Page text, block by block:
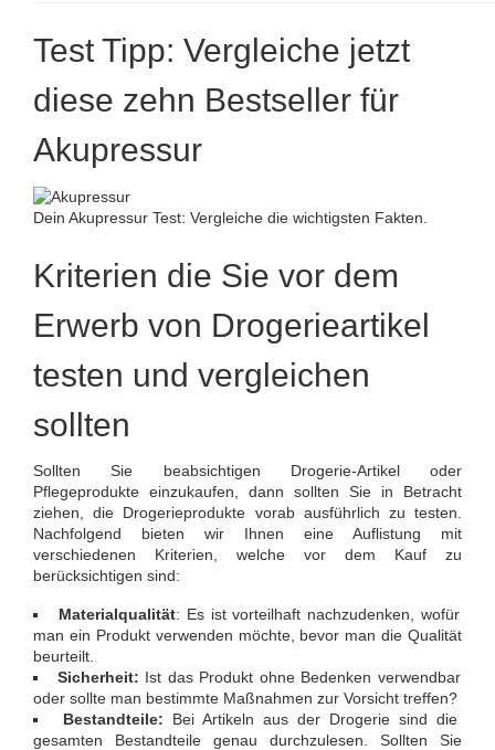
Test Tipp: Vergleiche jetzt
diese zehn Bestseller für
Akupressur
Dein Akupressur Test: Vergleiche die wichtigsten Fakten.
Kriterien die Sie vor dem
Erwerb von Drogerieartikel
testen und vergleichen
sollten
Sollten Sie beabsichtigen Drogerie-Artikel oder
Pflegeprodukte einzukaufen, dann sollten Sie in Betracht
ziehen, die Drogerieprodukte vorab ausführlich zu testen.
Nachfolgend bieten wir Ihnen eine Auflistung mit
verschiedenen Kriterien, welche vor dem Kauf zu
berücksichtigen sind:
Materialqualität: Es ist vorteilhaft nachzudenken, wofür
man ein Produkt verwenden möchte, bevor man die Qualität
beurteilt.
Sicherheit: Ist das Produkt ohne Bedenken verwendbar
oder sollte man bestimmte Maßnahmen zur Vorsicht treffen?
Bestandteile: Bei Artikeln aus der Drogerie sind die
gesamten Bestandteile genau durchzulesen. Sollten Sie